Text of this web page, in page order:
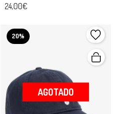
24,00€
20%
AGOTADO